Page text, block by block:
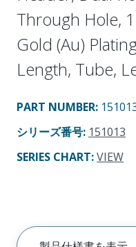
Through Hole,
Gold (Au)
Length, Tube,
PART NUMBER:
シリーズ番号: 151013
SERIES CHART:VIEW